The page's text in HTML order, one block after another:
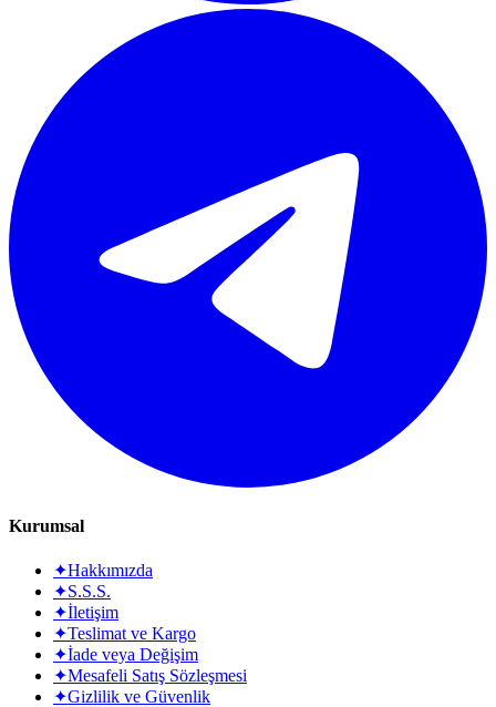
Kurumsal
✦Hakkımızda
✦S.S.S.
✦İletişim
✦Teslimat ve Kargo
✦İade veya Değişim
✦Mesafeli Satış Sözleşmesi
✦Gizlilik ve Güvenlik